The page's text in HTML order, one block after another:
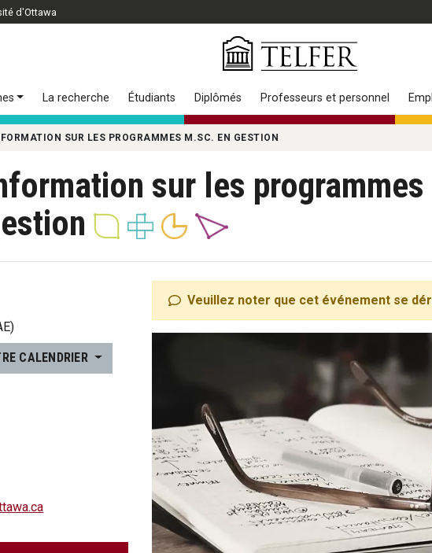
d'Ottawa
La recherche Étudiants Diplômés Professeurs et personnel
SUR LES PROGRAMMES M.SC. EN GESTION
sur les programmes
CALENDRIER
Veuillez noter que cet événement se